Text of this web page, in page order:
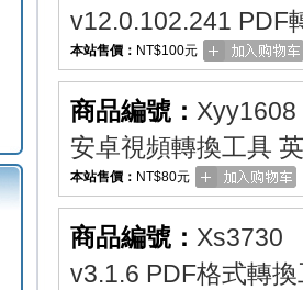
v12.0.102.241 PDF
本站售價： NT$100元
商品編號： Xyy1608
安卓視頻轉換工具
本站售價： NT$80元
商品編號： Xs3730
v3.1.6 PDF格式轉